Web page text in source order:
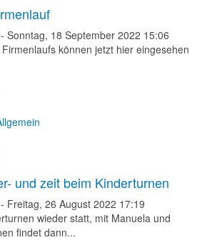
- Sonntag, 18 September 2022 15:06
können jetzt hier eingesehen
und zeit beim Kinderturnen
- Freitag, 26 August 2022 17:19
wieder statt, mit Manuela und
findet dann...